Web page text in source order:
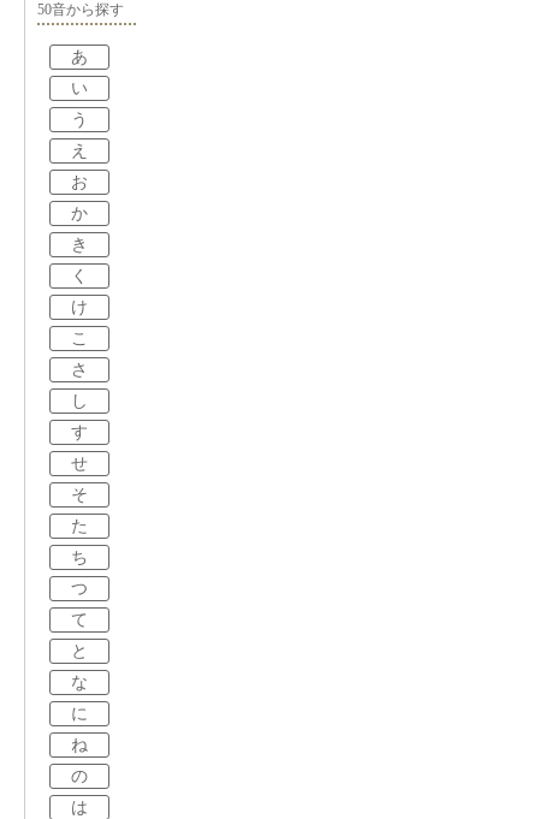
50音から探す
あ
い
う
え
お
か
き
く
け
こ
さ
し
す
せ
そ
た
ち
つ
て
と
な
に
ね
の
は